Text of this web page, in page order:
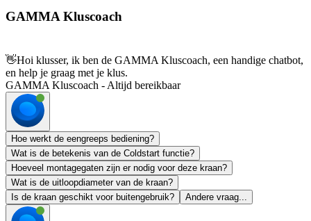
GAMMA Kluscoach
👋Hoi klusser, ik ben de GAMMA Kluscoach, een handige chatbot,
en help je graag met je klus.
GAMMA Kluscoach - Altijd bereikbaar
Hoe werkt de eengreeps bediening?
Wat is de betekenis van de Coldstart functie?
Hoeveel montagegaten zijn er nodig voor deze kraan?
Wat is de uitloopdiameter van de kraan?
Is de kraan geschikt voor buitengebruik?
Andere vraag...